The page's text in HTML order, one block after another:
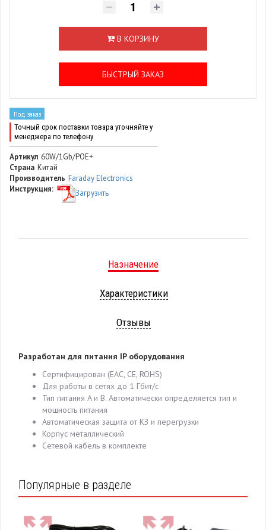
В КОРЗИНУ
БЫСТРЫЙ ЗАКАЗ
Под заказ
Точный срок поставки товара уточняйте у
менеджера по телефону
Артикул 60W/1Gb/POE+
Страна Китай
Производитель Faraday Electronics
Инструкция:
Загрузить
Назначение
Характеристики
Отзывы
Разработан для питания IP оборудования
Сертифицирован (EAC, CE, ROHS)
Для работы в сетях до 1 Гбит/с
Тип питания A и B. Автоматически определяется тип и
мощность питания
Автоматическая защита от КЗ и перегрузки
Корпус металлический
Сетевой кабель в комплекте
Популярные в разделе